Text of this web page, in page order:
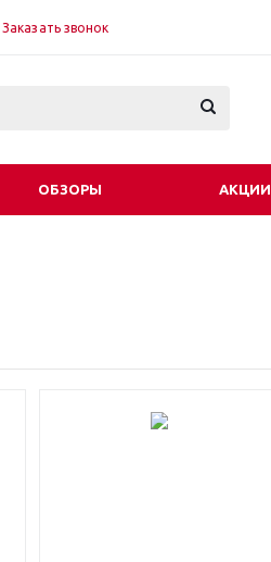
Заказать звонок
ОБЗОРЫ АКЦИИ